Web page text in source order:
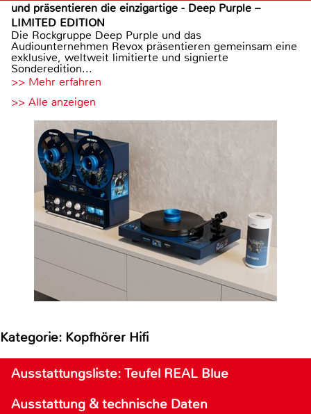
und präsentieren die einzigartige - Deep Purple –
LIMITED EDITION
Die Rockgruppe Deep Purple und das
Audiounternehmen Revox präsentieren gemeinsam eine
exklusive, weltweit limitierte und signierte
Sonderedition...
>> Mehr erfahren
>> Alle anzeigen
Kategorie: Kopfhörer Hifi
Ausstattungsliste: Teufel REAL Blue
Ausstattung & technische Daten